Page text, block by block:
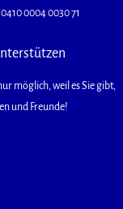
0004 0030 71
möglich, weil es Sie gibt,
und Freunde!